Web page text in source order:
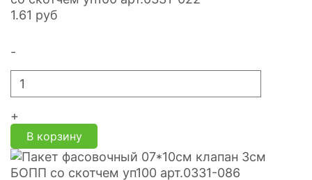
1.61 руб
-
+
В корзину